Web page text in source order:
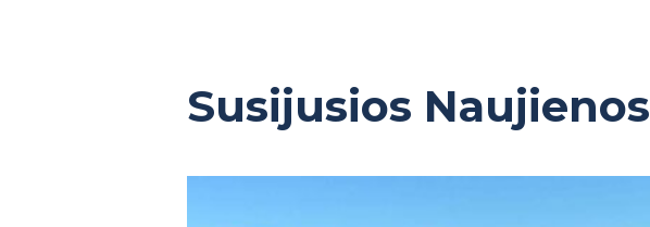
Susijusios Naujienos